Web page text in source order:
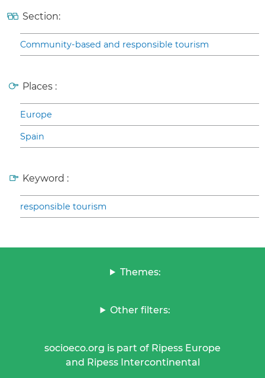
Section:
Community-based and responsible tourism
Places :
Europe
Spain
Keyword :
responsible tourism
Themes:
Other filters:
socioeco.org is part of Ripess Europe
and Ripess Intercontinental